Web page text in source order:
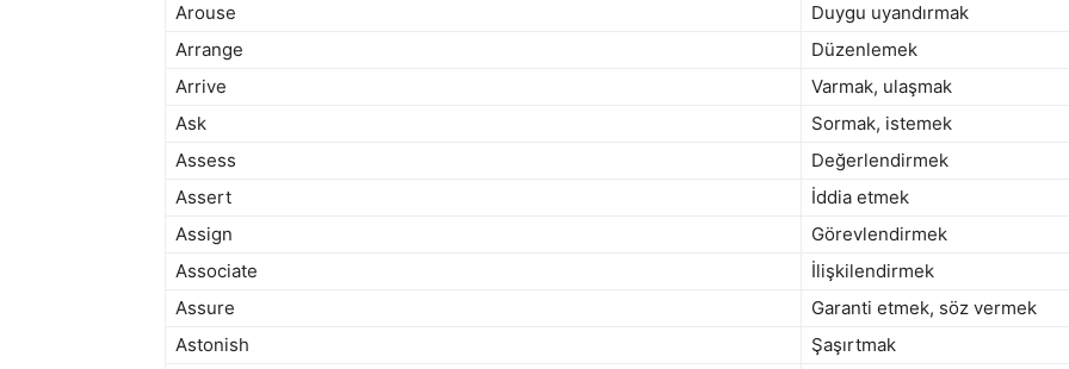
Arouse
Duygu uyandırmak
Arrange
Düzenlemek
Arrive
Varmak, ulaşmak
Ask
Sormak, istemek
Assess
Değerlendirmek
Assert
İddia etmek
Assign
Görevlendirmek
Associate
İlişkilendirmek
Assure
Garanti etmek, söz vermek
Astonish
Şaşırtmak